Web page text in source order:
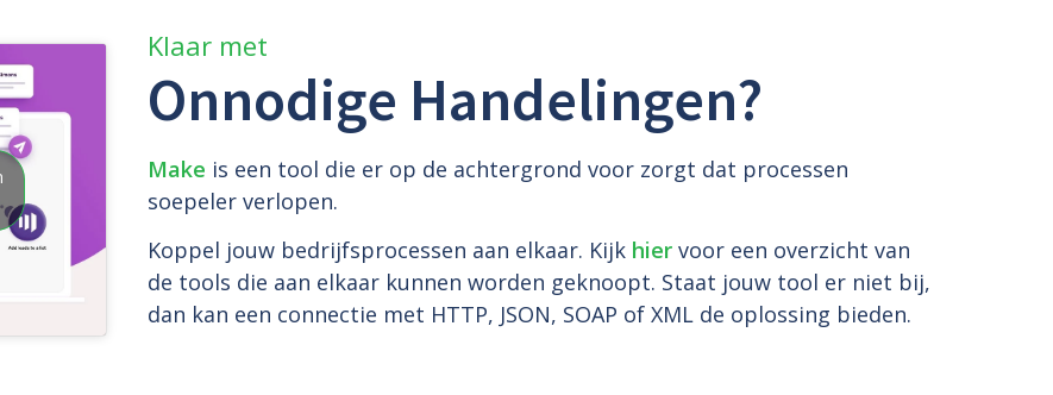
Klaar met
Onnodige Handelingen?
Make is een tool die er op de achtergrond voor zorgt dat processen
soepeler verlopen.
Koppel jouw bedrijfsprocessen aan elkaar. Kijk hiervoor een overzicht van
de tools die aan elkaar kunnen worden geknoopt. Staat jouw tool er niet bij,
dan kan een connectie met HTTP, JSON, SOAP of XML de oplossing bieden.